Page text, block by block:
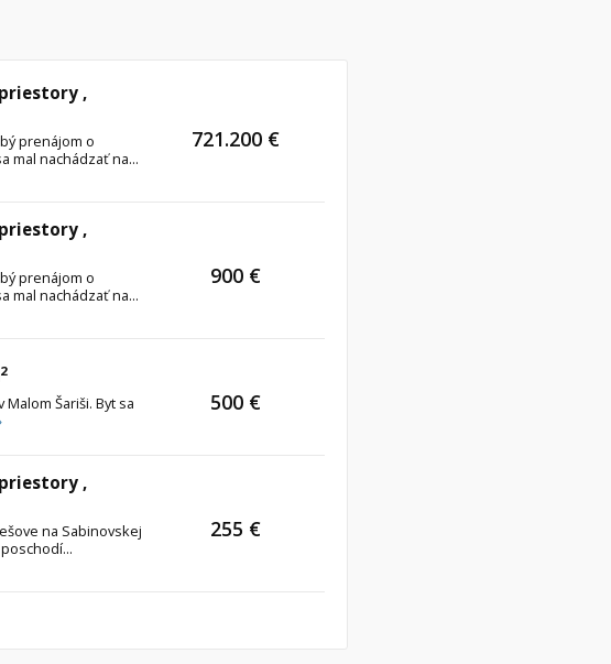
,
prenájom o
mal nachádzať na...
721.200 €
,
prenájom o
mal nachádzať na...
900 €
2
Šariši. Byt sa
500 €
,
na Sabinovskej
255 €